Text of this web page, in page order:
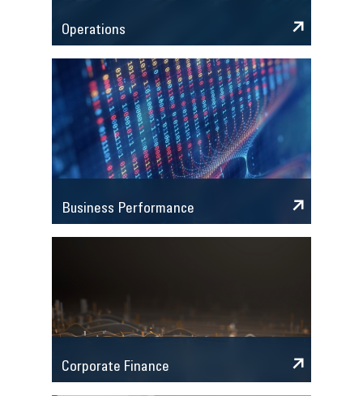
Operations
Business Performance
Corporate Finance